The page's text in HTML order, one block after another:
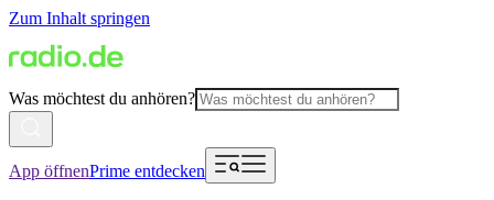
Zum Inhalt springen
Was möchtest du anhören?
App öffnenPrime entdecken